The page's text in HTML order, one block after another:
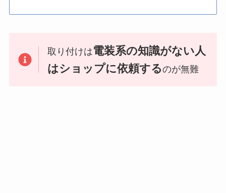
取り付けは電装系の知識がない人
はショップに依頼するのが無難